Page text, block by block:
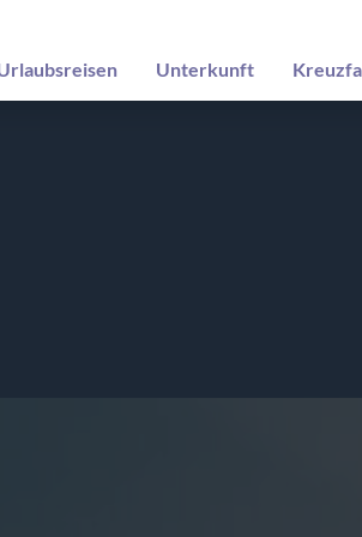
Unterkunft